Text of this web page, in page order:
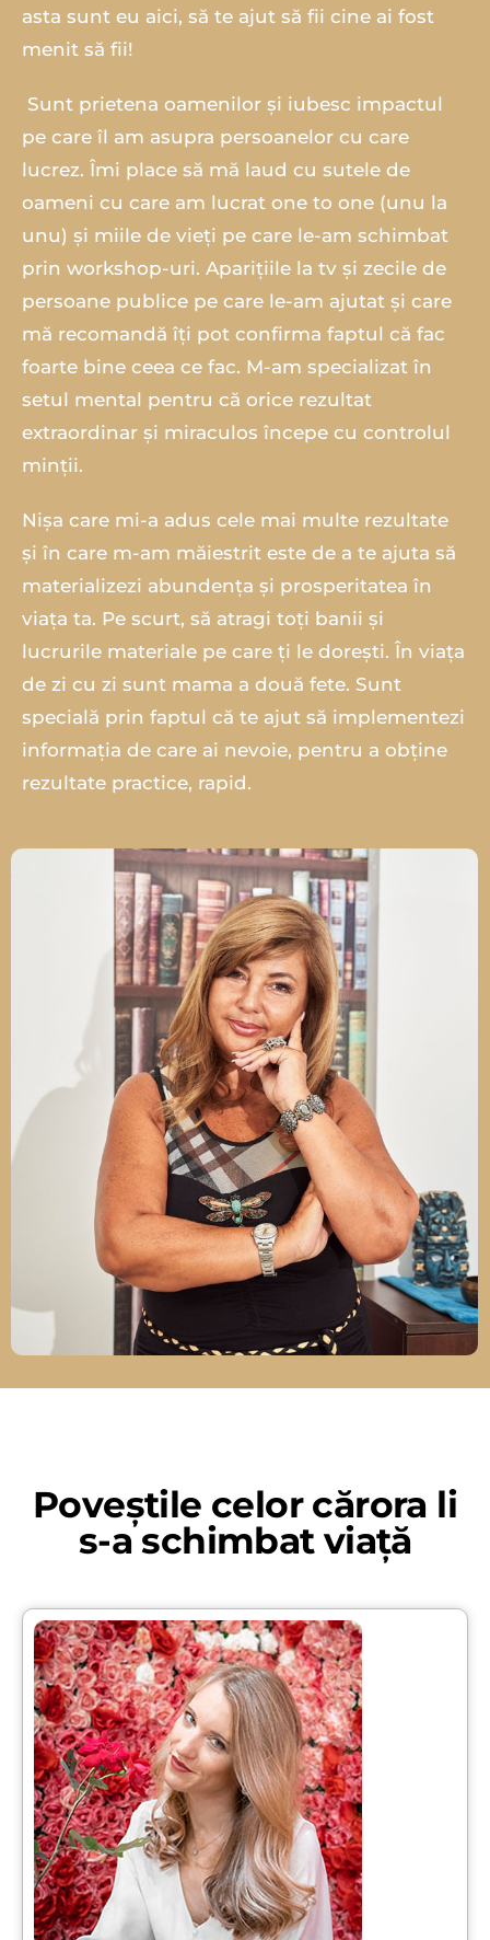
asta sunt eu aici, să te ajut să fii cine ai fost
menit să fii!
‍ Sunt prietena oamenilor și iubesc impactul
pe care îl am asupra persoanelor cu care
lucrez. Îmi place să mă laud cu sutele de
oameni cu care am lucrat one to one (unu la
unu) și miile de vieți pe care le-am schimbat
prin workshop-uri. Aparițiile la tv și zecile de
persoane publice pe care le-am ajutat și care
mă recomandă îți pot confirma faptul că fac
foarte bine ceea ce fac. M-am specializat în
setul mental pentru că orice rezultat
extraordinar și miraculos începe cu controlul
minții.
Nișa care mi-a adus cele mai multe rezultate
și în care m-am măiestrit este de a te ajuta să
materializezi abundența și prosperitatea în
viața ta. Pe scurt, să atragi toți banii și
lucrurile materiale pe care ți le dorești. În viața
de zi cu zi sunt mama a două fete. Sunt
specială prin faptul că te ajut să implementezi
informația de care ai nevoie, pentru a obține
rezultate practice, rapid.
Poveștile celor cărora li
s-a schimbat viață